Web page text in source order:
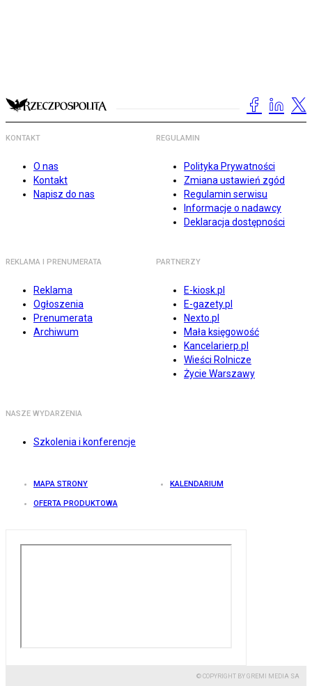
KONTAKT
O nas
Kontakt
Napisz do nas
REGULAMIN
Polityka Prywatności
Zmiana ustawień zgód
Regulamin serwisu
Informacje o nadawcy
Deklaracja dostępności
REKLAMA I PRENUMERATA
Reklama
Ogłoszenia
Prenumerata
Archiwum
PARTNERZY
E-kiosk.pl
E-gazety.pl
Nexto.pl
Mała księgowość
Kancelarierp.pl
Wieści Rolnicze
Życie Warszawy
NASZE WYDARZENIA
Szkolenia i konferencje
MAPA STRONY KALENDARIUM
OFERTA PRODUKTOWA
© COPYRIGHT BY GREMI MEDIA SA